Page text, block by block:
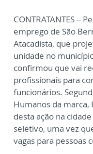
CONTRATANTES –
emprego de São
Atacadista, que
unidade no
confirmou que vai
profissionais para
funcionários.
Humanos da marca,
desta ação na
seletivo, uma vez
vagas para pessoas